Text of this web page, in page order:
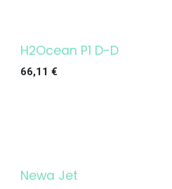
H2Ocean P1 D-D
66,11 €
Newa Jet